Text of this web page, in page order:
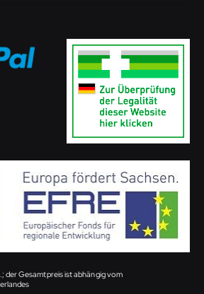
der Gesamtpreis ist abhängig vom